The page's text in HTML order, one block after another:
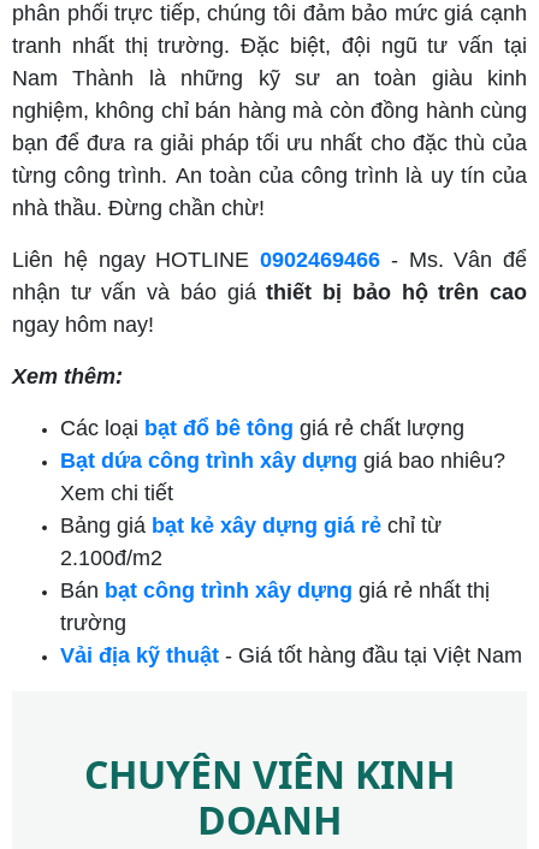
phân phối trực tiếp, chúng tôi đảm bảo mức giá cạnh
tranh nhất thị trường. Đặc biệt, đội ngũ tư vấn tại
Nam Thành là những kỹ sư an toàn giàu kinh
nghiệm, không chỉ bán hàng mà còn đồng hành cùng
bạn để đưa ra giải pháp tối ưu nhất cho đặc thù của
từng công trình. An toàn của công trình là uy tín của
nhà thầu. Đừng chần chừ!
Liên hệ ngay HOTLINE 0902469466 - Ms. Vân để
nhận tư vấn và báo giáthiết bị bảo hộ trên cao
ngay hôm nay!
Xem thêm:
Các loại bạt đổ bê tông giá rẻ chất lượng
Bạt dứa công trình xây dựng giá bao nhiêu?
Xem chi tiết
Bảng giá bạt kẻ xây dựng giá rẻ chỉ từ
2.100đ/m2
Bán bạt công trình xây dựng giá rẻ nhất thị
trường
Vải địa kỹ thuật - Giá tốt hàng đầu tại Việt Nam
CHUYÊN VIÊN KINH
DOANH